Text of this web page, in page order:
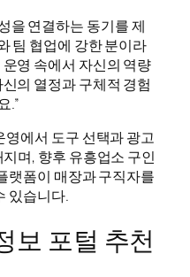
을 연결하는 동기를 제
팀 협업에 강한 분이라
영 속에서 자신의 역량
의 열정과 구체적 경험
.”
에서 도구 선택과 광고
며, 향후 유흥업소 구인
랫폼이 매장과 구직자를
있습니다.
보 포털 추천